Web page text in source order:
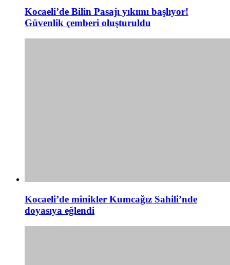
Kocaeli’de Bilin Pasajı yıkımı başlıyor!
Güvenlik çemberi oluşturuldu
Kocaeli’de minikler Kumcağız Sahili’nde
doyasıya eğlendi